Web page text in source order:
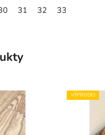
31 32 33
VÝPRODEJ